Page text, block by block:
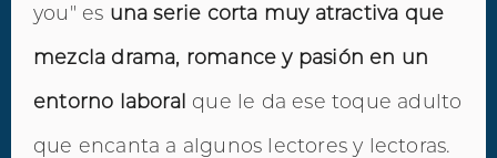
you" es una serie corta muy atractiva que
mezcla drama, romance y pasión en un
entorno laboral que le da ese toque adulto
que encanta a algunos lectores y lectoras.